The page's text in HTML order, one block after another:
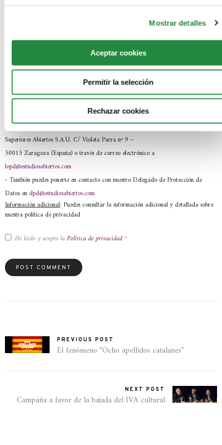
Mostrar detalles
Aceptar cookies
Permitir la selección
Rechazar cookies
-En que basamos la legitimación:En tu consentimiento.
No se comunicarán tus datos a terceros.
dejen de ser necesarios, procederemos a su destrucción.
Los derechos que te asisten:(i) Derecho de acceso, rectificación,
portabilidad y supresión de sus datos y a la limitación u oposición al tratamiento, (ii)
derecho a retirar el consentimiento en cualquier momento y (iii) derecho a presentar
una reclamación ante la autoridad de control (AEPD).
- Los datos de contacto para ejercer tus derechos: SEAS, Estudios
Superiores Abiertos S.A.U. C/ Violeta Parra nº 9 –
50015 Zaragoza (España) o través de correo electrónico a
lopd@estudiosabiertos.com
- También puedes ponerte en contacto con nuestro Delegado de Protección de
Datos en dpd@estudiosabiertos.com
Información adicional: Puedes consultar la información adicional y detallada sobre
nuestra política de privacidad
He leído y acepto la Política de privacidad *
PREVIOUS POST
El fenómeno "Ocho apellidos catalanes"
NEXT POST
Campaña a favor de la bajada del IVA cultural